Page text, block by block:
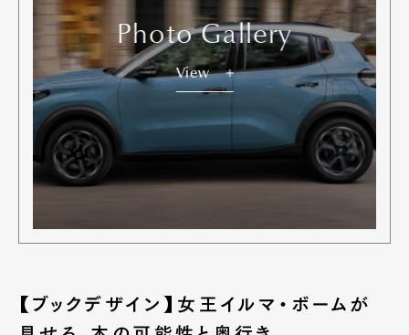
Photo Gallery
View
【ブックデザイン】女王イルマ・ボームが